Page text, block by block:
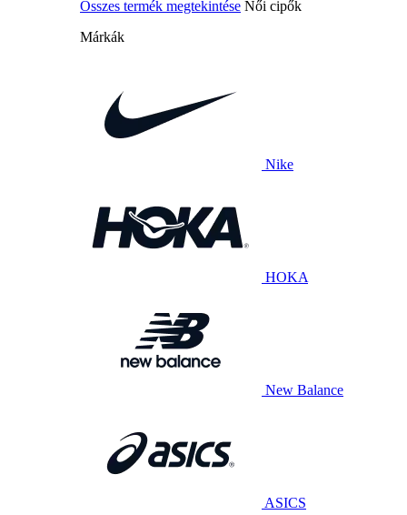
Összes termék megtekintése Női cipők
Márkák
Nike
HOKA
New Balance
ASICS